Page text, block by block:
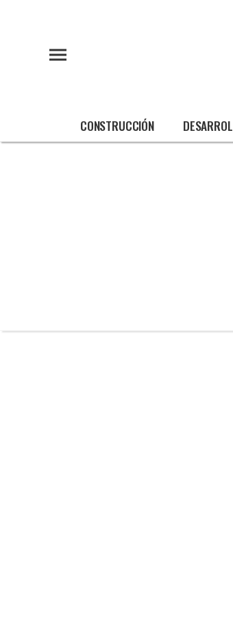
CONSTRUCCIÓN